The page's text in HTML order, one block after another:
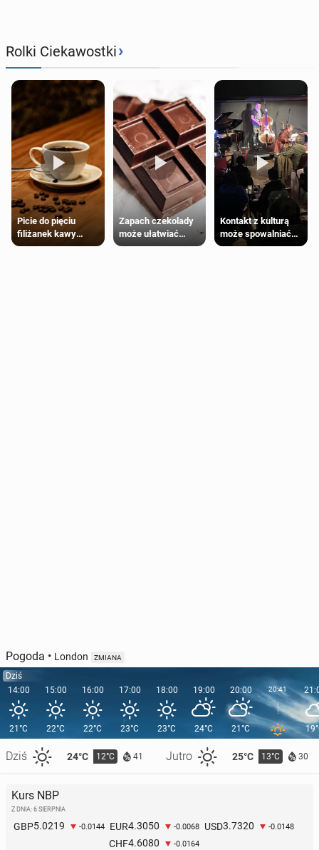
Rolki Ciekawostki›
Picie do pięciu
filiżanek kawy
dziennie jest
Zapach czekolady
może ułatwiać
trening siłowy
Kontakt z kulturą
może spowalniać
starzenie
Pogoda • London ZMIANA
Dziś
14:00
21°C
Dziś 24°C 12°C 41 Jutro 25°C 13°C 30
15:00
22°C
16:00
22°C
17:00
23°C
18:00
23°C
19:00
24°C
20:00
21°C
20:41
Kurs NBP
Z DNIA: 6 SIERPNIA
GBP5.0219 -0.0144 EUR4.3050 -0.0068 USD3.7320 -0.0148
CHF4.6080 -0.0164